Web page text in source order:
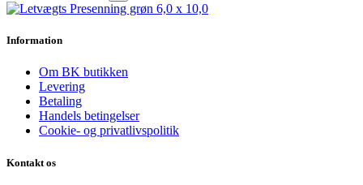
Information
Om BK butikken
Levering
Betaling
Handels betingelser
Cookie- og privatlivspolitik
Kontakt os